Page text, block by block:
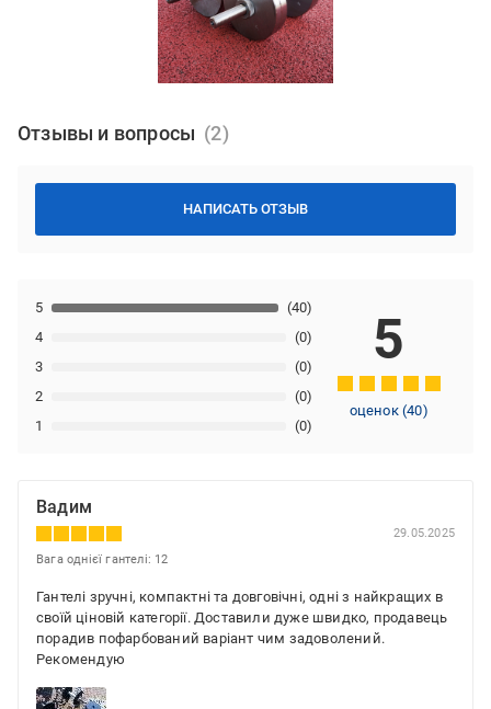
Отзывы и вопросы
НАПИСАТЬ ОТЗЫВ
1 (0)
2 (0)
3 (0)
4 (0)
5 (40)
5
оценок (40)
Вадим
29.05.2025
Вага однієї гантелі: 12
Гантелі зручні, компактні та довговічні, одні з найкращих в
своїй ціновій категорії. Доставили дуже швидко, продавець
порадив пофарбований варіант чим задоволений.
Рекомендую